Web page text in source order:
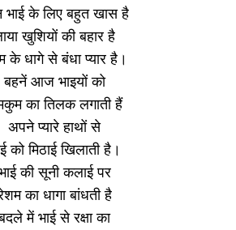
भाई के लिए बहुत खास है
खुशियों की बहार है
के धागे से बंधा प्यार है।
बहनें आज भाइयों को
का तिलक लगाती हैं
अपने प्यारे हाथों से
को मिठाई खिलाती है।
की सूनी कलाई पर
का धागा बांधती है
में भाई से रक्षा का